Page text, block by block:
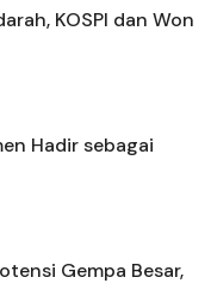
KOSPI dan Won
Hadir sebagai
Gempa Besar,